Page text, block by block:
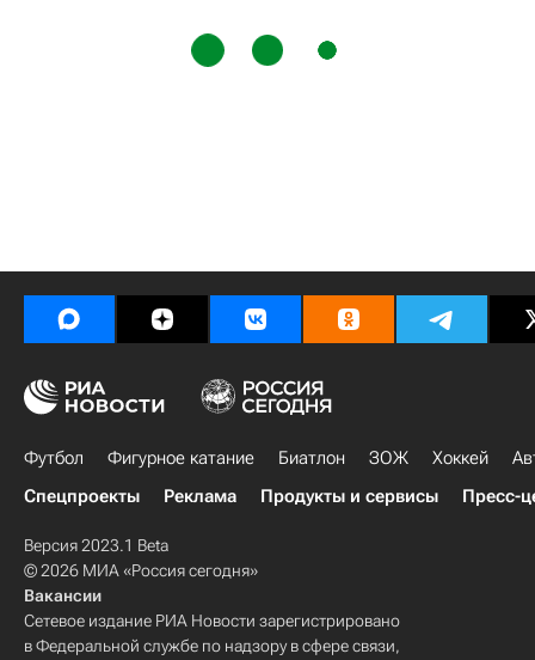
Футбол Фигурное катание Биатлон ЗОЖ Хоккей
Спецпроекты
Реклама Продукты и сервисы Пресс-
Версия 2023.1 Beta
© 2026 МИА «Россия сегодня»
Вакансии
Сетевое издание РИА Новости зарегистрировано
в Федеральной службе по надзору в сфере связи,